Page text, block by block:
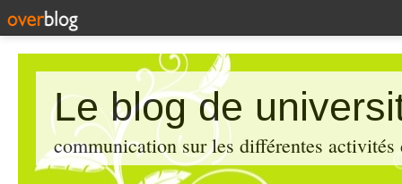
Le blog de
communication sur les différentes